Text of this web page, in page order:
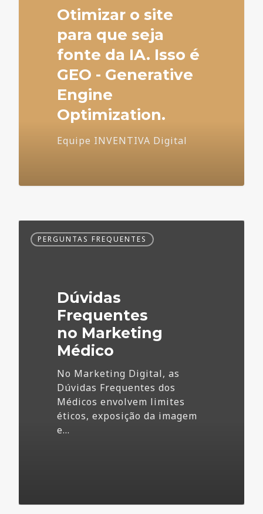
Otimizar o site
para que seja
fonte da IA. Isso é
GEO - Generative
Engine
Optimization.
Equipe INVENTIVA Digital
Frequentes
PERGUNTAS FREQUENTES
Dúvidas
Frequentes
no Marketing
Médico
No Marketing Digital, as
Dúvidas Frequentes dos
Médicos envolvem limites
éticos, exposição da imagem
e…